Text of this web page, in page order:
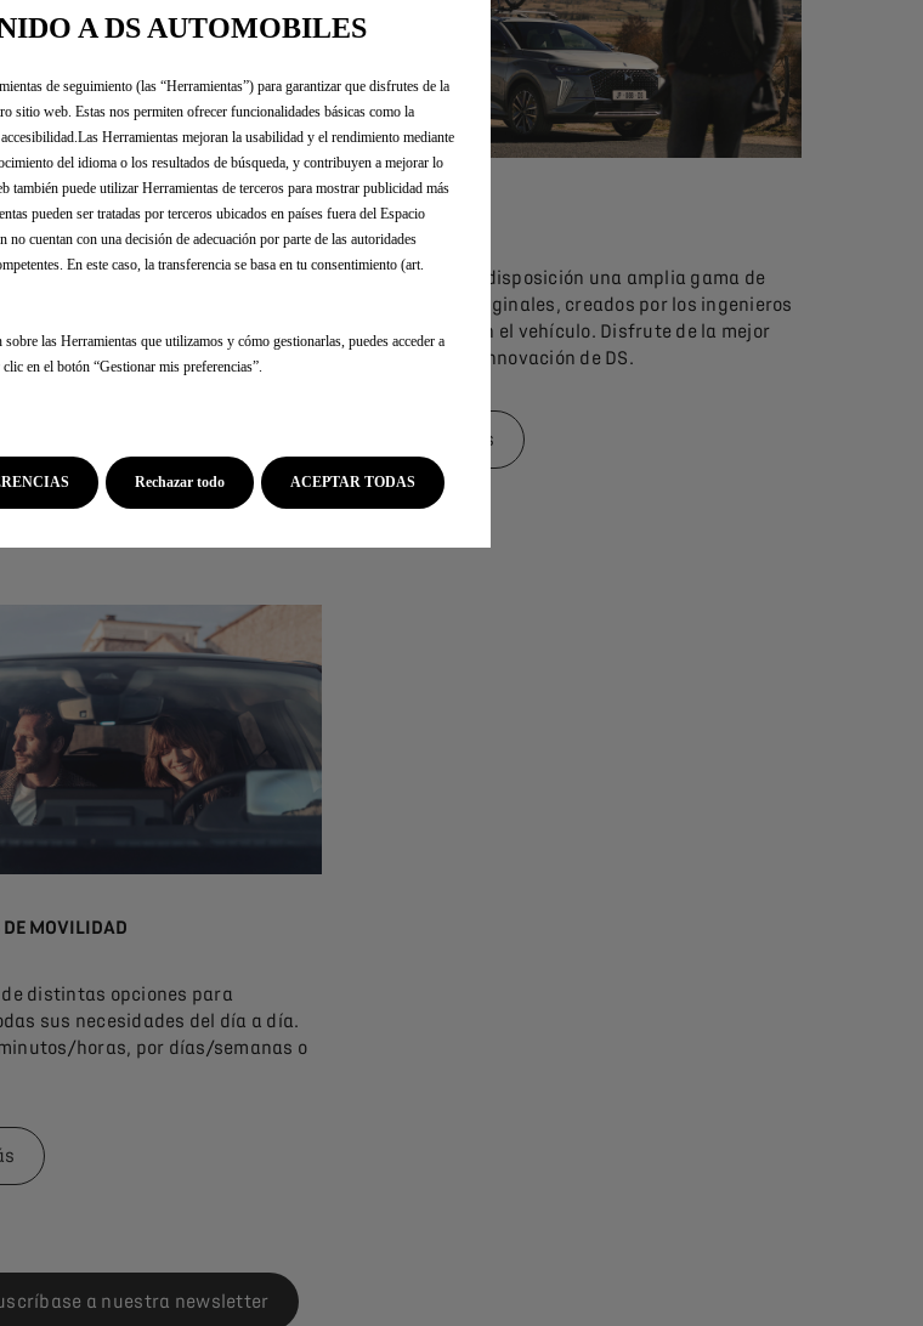
carreteras en su DS con una amplia
servicios conectados y redescubra
conducir con total serenidad.
ACCESORIOS
DS pone a su disposición una amplia gama de
accesorios originales, creados por los ingenieros
que diseñaron el vehículo. Disfrute de la mejor
tecnología e innovación de DS.
Saber más
DE MOVILIDAD
de distintas opciones para
sus necesidades del día a día.
horas, por días/semanas o
a nuestra newsletter
A DS AUTOMOBILES
de seguimiento (las “Herramientas”) para garantizar que disfrutes de la
sitio web. Estas nos permiten ofrecer funcionalidades básicas como la
Herramientas mejoran la usabilidad y el rendimiento mediante
del idioma o los resultados de búsqueda, y contribuyen a mejorar lo
también puede utilizar Herramientas de terceros para mostrar publicidad más
pueden ser tratadas por terceros ubicados en países fuera del Espacio
no cuentan con una decisión de adecuación por parte de las autoridades
En este caso, la transferencia se basa en tu consentimiento (art.
las Herramientas que utilizamos y cómo gestionarlas, puedes acceder a
clic en el botón “Gestionar mis preferencias”.
ACEPTAR TODAS
Rechazar todo